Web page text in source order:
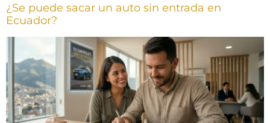
¿Se puede sacar un auto sin entrada en
Ecuador?